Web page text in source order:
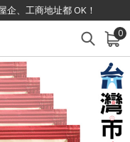
企、工商地址都 OK！
0
查看